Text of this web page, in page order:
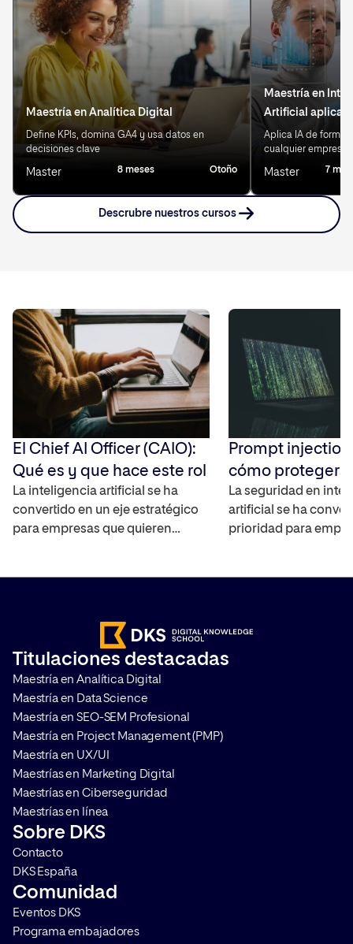
Maestría en Analítica Digital
Define KPIs, domina GA4 y usa datos en
decisiones clave
Master 8 meses Otoño
Maestría en
Artificial
Aplica IA de forma
cualquier empresa
Master 7
Descrubre nuestros cursos
El Chief AI Officer (CAIO):
Qué es y que hace este rol
La inteligencia artificial se ha
convertido en un eje estratégico
para empresas que quieren
demandado por su capacidad
para liderar la transformación
basada en IA dentro de las
organizaciones. ¿Qué es un Chief
AI Officer […]
Prompt
cómo
vulnerabilidad
La seguridad en
artificial se ha
prioridad para
Titulaciones destacadas
Maestría en Analítica Digital
Maestría en Data Science
Maestría en SEO-SEM Profesional
Maestría en Project Management (PMP)
Maestría en UX/UI
Maestrías en Marketing Digital
Maestrías en Ciberseguridad
Maestrías en línea
Sobre DKS
Contacto
DKS España
Comunidad
Eventos DKS
Programa embajadores